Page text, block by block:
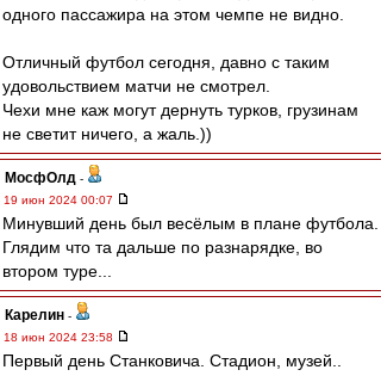
одного пассажира на этом чемпе не видно.
Отличный футбол сегодня, давно с таким
удовольствием матчи не смотрел.
Чехи мне каж могут дернуть турков, грузинам
не светит ничего, а жаль.))
МосфОлд -
19 июн 2024 00:07
Минувший день был весёлым в плане футбола.
Глядим что та дальше по разнарядке, во
втором туре...
Карелин -
18 июн 2024 23:58
Первый день Станковича. Стадион, музей..